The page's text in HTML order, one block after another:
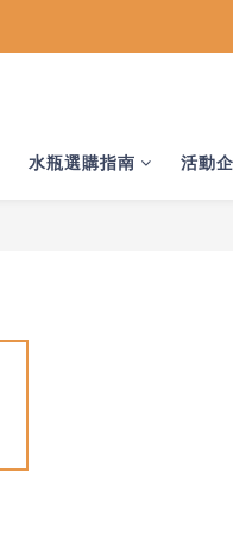
水瓶選購指南 活動